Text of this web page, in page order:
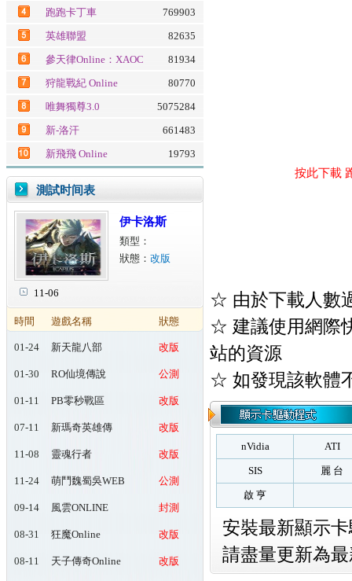
跑跑卡丁車
769903
英雄聯盟
82635
參天律Online：XAOC
81934
狩龍戰紀 Online
80770
唯舞獨尊3.0
5075284
新-洛汗
661483
新飛飛 Online
19793
測試时间表
11-06
伊卡洛斯
類型：
狀態： 改版
時間 遊戲名稱 狀態
01-24
新天龍八部
改版
01-30
RO仙境傳說
公測
01-11 PB零秒戰區 改版
07-11 新瑪奇英雄傳 改版
11-08 靈魂行者 改版
11-24 萌鬥魏蜀吳WEB 公測
09-14 風雲ONLINE 封測
08-31 狂魔Online 改版
08-11
天子傳奇Online
改版
按此下載
☆ 由於下載人數
☆ 建議使用網際
站的資源
☆ 如發現該軟體
nVidia ATI
SIS 麗 台
啟 亨
安裝最新顯示
請盡量更新為